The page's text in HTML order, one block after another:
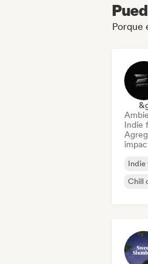
Porque
Indie
Indie
Chill